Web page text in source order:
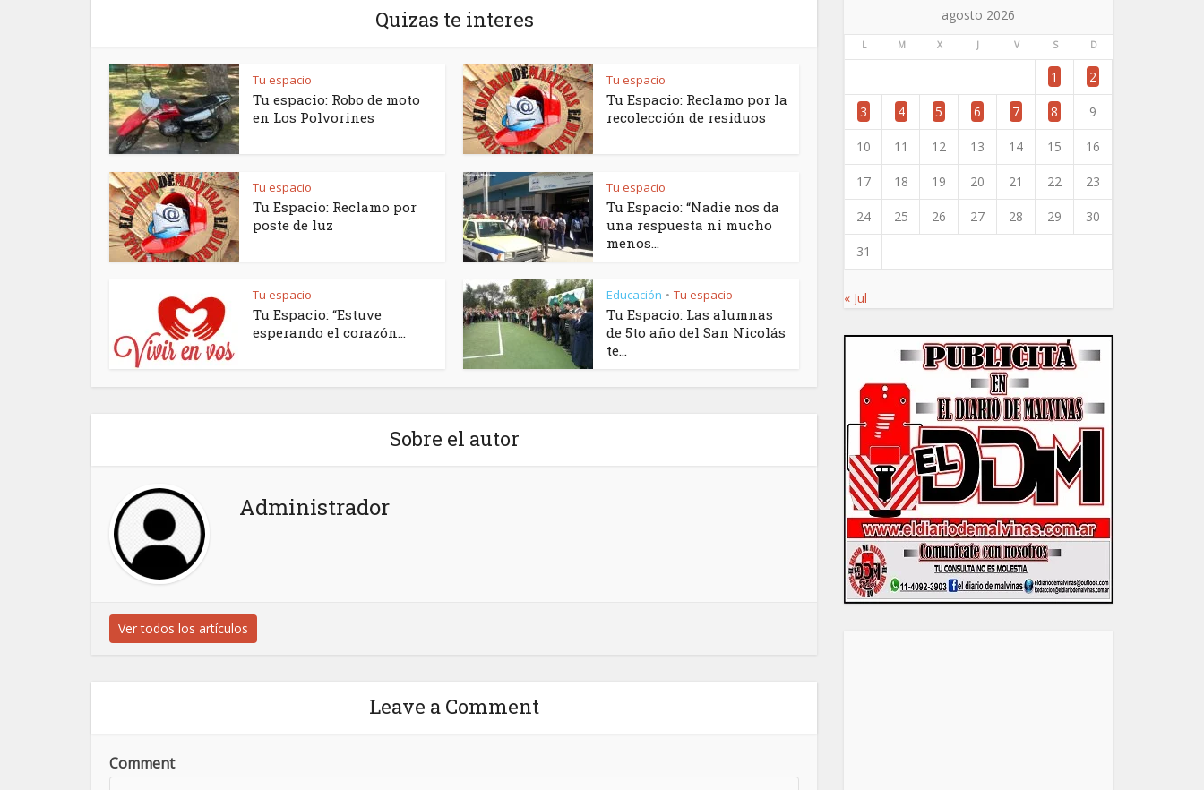
Quizas te interes
Tu espacio
Tu espacio: Robo de moto
en Los Polvorines
Tu espacio
Tu Espacio: Reclamo por la
recolección de residuos
Tu espacio
Tu Espacio: Reclamo por
poste de luz
Tu espacio
Tu Espacio: “Nadie nos da
una respuesta ni mucho
menos...
Tu espacio
Tu Espacio: “Estuve
esperando el corazón...
Educación • Tu espacio
Tu Espacio: Las alumnas
de 5to año del San Nicolás
te...
Sobre el autor
Administrador
Ver todos los artículos
Leave a Comment
Comment
agosto 2026
L M X J V S D
1 2
3 4 5 6 7 8 9
10 11 12 13 14 15 16
17 18 19 20 21 22 23
24 25 26 27 28 29 30
31
« Jul